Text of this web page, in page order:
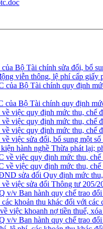
Bộ Tài chính sửa đổi, bổ
viễn thông, lệ phí cấp
Bộ Tài chính quy định
của Bộ Tài chính quy định
việc quy định mức thu, chế
việc quy định mức thu, chế
việc quy định mức thu, chế
việc sửa đổi, bổ sung một
hành nghề Thừa phát lại;
về việc quy định mức thu,
về việc quy định mức thu,
sửa đổi Quy định mức
việc sửa đổi Thông tư 205/
v/v Ban hành quy chế trao
khoản thu khác đối với
việc khoanh nợ tiền thuế,
v Ban hành quy chế trao